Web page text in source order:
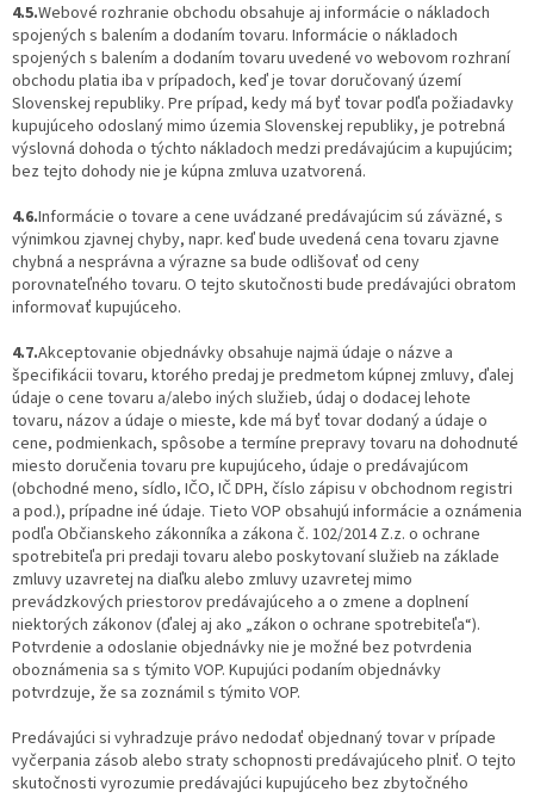
4.5.Webové rozhranie obchodu obsahuje aj informácie o nákladoch
spojených s balením a dodaním tovaru. Informácie o nákladoch
spojených s balením a dodaním tovaru uvedené vo webovom rozhraní
obchodu platia iba v prípadoch, keď je tovar doručovaný území
Slovenskej republiky. Pre prípad, kedy má byť tovar podľa požiadavky
kupujúceho odoslaný mimo územia Slovenskej republiky, je potrebná
výslovná dohoda o týchto nákladoch medzi predávajúcim a kupujúcim;
bez tejto dohody nie je kúpna zmluva uzatvorená.
4.6.Informácie o tovare a cene uvádzané predávajúcim sú záväzné, s
výnimkou zjavnej chyby, napr. keď bude uvedená cena tovaru zjavne
chybná a nesprávna a výrazne sa bude odlišovať od ceny
porovnateľného tovaru. O tejto skutočnosti bude predávajúci obratom
informovať kupujúceho.
4.7.Akceptovanie objednávky obsahuje najmä údaje o názve a
špecifikácii tovaru, ktorého predaj je predmetom kúpnej zmluvy, ďalej
údaje o cene tovaru a/alebo iných služieb, údaj o dodacej lehote
tovaru, názov a údaje o mieste, kde má byť tovar dodaný a údaje o
cene, podmienkach, spôsobe a termíne prepravy tovaru na dohodnuté
miesto doručenia tovaru pre kupujúceho, údaje o predávajúcom
(obchodné meno, sídlo, IČO, IČ DPH, číslo zápisu v obchodnom registri
a pod.), prípadne iné údaje. Tieto VOP obsahujú informácie a oznámenia
podľa Občianskeho zákonníka a zákona č. 102/2014 Z.z. o ochrane
spotrebiteľa pri predaji tovaru alebo poskytovaní služieb na základe
zmluvy uzavretej na diaľku alebo zmluvy uzavretej mimo
prevádzkových priestorov predávajúceho a o zmene a doplnení
niektorých zákonov (ďalej aj ako „zákon o ochrane spotrebiteľa“).
Potvrdenie a odoslanie objednávky nie je možné bez potvrdenia
oboznámenia sa s týmito VOP. Kupujúci podaním objednávky
potvrdzuje, že sa zoznámil s týmito VOP.
Predávajúci si vyhradzuje právo nedodať objednaný tovar v prípade
vyčerpania zásob alebo straty schopnosti predávajúceho plniť. O tejto
skutočnosti vyrozumie predávajúci kupujúceho bez zbytočného